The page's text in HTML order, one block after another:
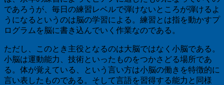
であろうが、毎日の練習レベルで弾けないところが弾けるよ
うになるというのは脳の学習による。練習とは指を動かすプ
ログラムを脳に書き込んでいく作業なのである。
ただし、このとき主役となるのは大脳ではなく小脳である。
小脳は運動能力、技術といったものをつかさどる場所であ
る。体が覚えている、という言い方は小脳の働きを特徴的に
言い表したものである。そして言語を習得する能力と同様